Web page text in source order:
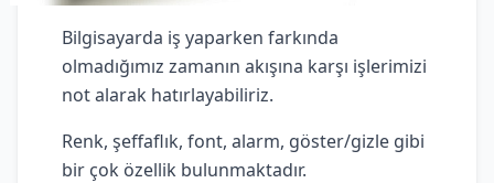
Bilgisayarda iş yaparken farkında
olmadığımız zamanın akışına karşı işlerimizi
not alarak hatırlayabiliriz.
Renk, şeffaflık, font, alarm, göster/gizle gibi
bir çok özellik bulunmaktadır.